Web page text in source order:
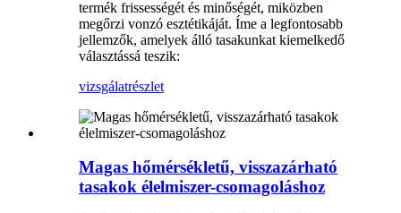
termék frissességét és minőségét, miközben
megőrzi vonzó esztétikáját. Íme a legfontosabb
jellemzők, amelyek álló tasakunkat kiemelkedő
választássá teszik:
vizsgálatrészlet
Magas hőmérsékletű, visszazárható
tasakok élelmiszer-csomagoláshoz